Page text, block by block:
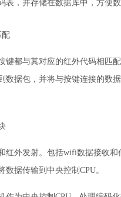
表，并存储在数据库中，方便数
配
键都与其对应的红外代码相匹
数据包，并将与按键连接的数
红外发射。包括wifi数据接收
数据传输到中央控制CPU。